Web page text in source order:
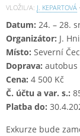
VLOŽIL/A: J. KEPARTOVÁ
Datum: 24. – 28.
Organizátor: J.
Místo: Severní
Doprava: autobus
Cena: 4 500 Kč
Č. účtu a var. s.:
Platba do:
Exkurze bude